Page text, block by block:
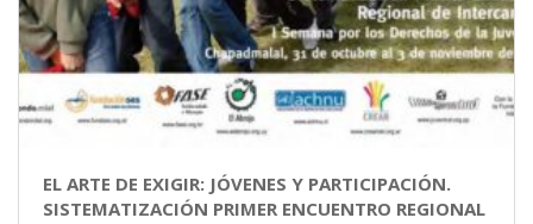
EL ARTE DE EXIGIR: JÓVENES Y PARTICIPACIÓN.
SISTEMATIZACIÓN PRIMER ENCUENTRO REGIONAL